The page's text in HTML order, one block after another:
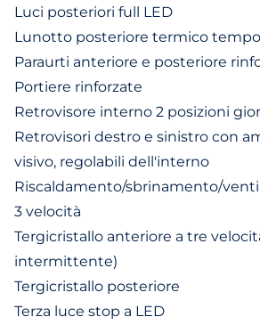
Luci posteriori full LED
Lunotto posteriore termico
Paraurti anteriore e posteriore
Portiere rinforzate
Retrovisore interno 2 posizioni
Retrovisori destro e sinistro con
visivo, regolabili dell'interno
Riscaldamento/sbrinamento/
3 velocità
Tergicristallo anteriore a tre
intermittente)
Tergicristallo posteriore
Terza luce stop a LED